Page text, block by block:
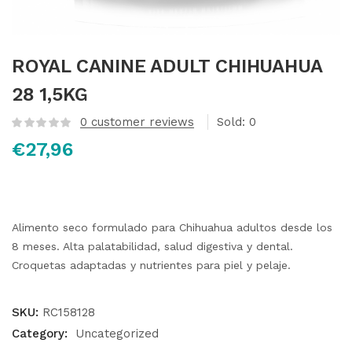
ROYAL CANINE ADULT CHIHUAHUA
28 1,5KG
0 customer reviews Sold: 0
€27,96
Alimento seco formulado para Chihuahua adultos desde los
8 meses. Alta palatabilidad, salud digestiva y dental.
Croquetas adaptadas y nutrientes para piel y pelaje.
SKU: RC158128
Category:
Uncategorized